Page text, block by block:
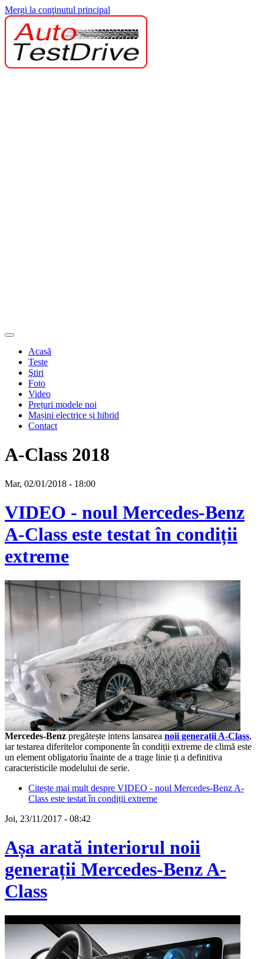
Mergi la conţinutul principal
Acasă
Teste
Ştiri
Foto
Video
Prețuri modele noi
Mașini electrice și hibrid
Contact
A-Class 2018
Mar, 02/01/2018 - 18:00
VIDEO - noul Mercedes-Benz
A-Class este testat în condiții
extreme
Mercedes-Benz pregătește intens lansarea noii generații A-Class,
iar testarea diferitelor componente în condiții extreme de climă este
un element obligatoriu înainte de a trage linie ți a definitiva
caracteristicile modelului de serie.
Citește mai mult despre VIDEO - noul Mercedes-Benz A-
Class este testat în condiții extreme
Joi, 23/11/2017 - 08:42
Așa arată interiorul noii
generații Mercedes-Benz A-
Class